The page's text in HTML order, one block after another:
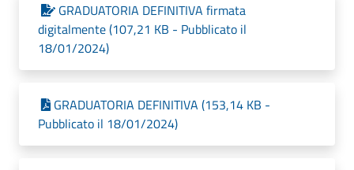
GRADUATORIA DEFINITIVA firmata
digitalmente (107,21 KB - Pubblicato il
18/01/2024)
GRADUATORIA DEFINITIVA (153,14 KB -
Pubblicato il 18/01/2024)